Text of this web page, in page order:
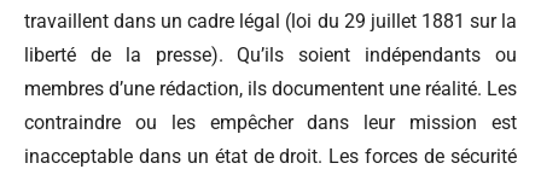
travaillent dans un cadre légal (loi du 29 juillet 1881 sur la
liberté de la presse). Qu’ils soient indépendants ou
membres d’une rédaction, ils documentent une réalité. Les
contraindre ou les empêcher dans leur mission est
inacceptable dans un état de droit. Les forces de sécurité